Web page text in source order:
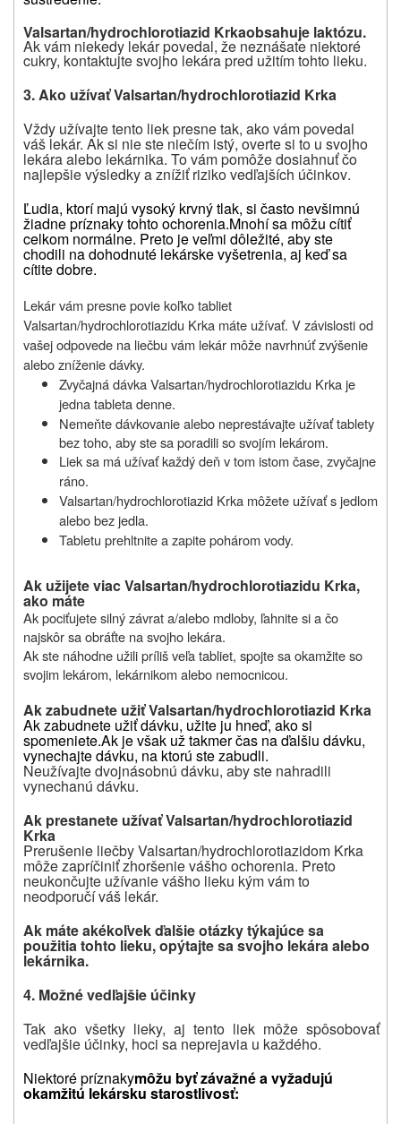
Valsartan/hydrochlorotiazid Krkaobsahuje laktózu.
Ak vám niekedy lekár povedal, že neznášate niektoré
cukry, kontaktujte svojho lekára pred užitím tohto lieku.
3. Ako užívať Valsartan/hydrochlorotiazid Krka
Vždy užívajtetento liekpresne tak, ako vám povedal
váš lekár. Ak si nie ste niečím istý, overte si to u svojho
lekára alebo lekárnika. To vám pomôže dosiahnuť čo
najlepšie výsledky a znížiť riziko vedľajších účinkov.
Ľudia, ktorí majú vysoký krvný tlak, si často nevšimnú
žiadne príznaky tohto ochorenia.Mnohí sa môžu cítiť
celkom normálne. Preto je veľmi dôležité, aby ste
chodili na dohodnuté lekárske vyšetrenia, aj keď sa
cítite dobre.
Lekár vám presne povie koľko tabliet
Valsartan/hydrochlorotiazidu Krka máte užívať. V závislosti od
vašej odpovede na liečbu vám lekár môže navrhnúť zvýšenie
alebo zníženie dávky.
Zvyčajná dávka Valsartan/hydrochlorotiazidu Krka je
jedna tableta denne.
Nemeňte dávkovanie alebo neprestávajte užívať tablety
bez toho, aby ste sa poradili so svojím lekárom.
Liek sa má užívať každý deň v tom istom čase, zvyčajne
ráno.
Valsartan/hydrochlorotiazid Krka môžete užívať s jedlom
alebo bez jedla.
Tabletu prehltnite a zapite pohárom vody.
Ak užijete viac Valsartan/hydrochlorotiazidu Krka,
ako máte
Ak pociťujete silný závrat a/alebo mdloby, ľahnite si a čo
najskôr sa obráťte na svojho lekára.
Ak ste náhodne užili príliš veľa tabliet, spojte sa okamžite so
svojim lekárom, lekárnikom alebo nemocnicou.
Ak zabudnete užiť Valsartan/hydrochlorotiazid Krka
Ak zabudnete užiť dávku, užite ju hneď, ako si
spomeniete.Ak je však už takmer čas na ďalšiu dávku,
vynechajte dávku, na ktorú ste zabudli.
Neužívajte dvojnásobnú dávku, aby ste nahradili
vynechanú dávku.
Ak prestanete užívať Valsartan/hydrochlorotiazid
Krka
Prerušenie liečbyValsartan/hydrochlorotiazidom Krka
môže zapríčiniť zhoršenie vášho ochorenia. Preto
neukončujte užívanie vášho lieku kým vám to
neodporučí váš lekár.
Ak máte akékoľvek ďalšie otázky týkajúce sa
použitia tohto lieku, opýtajte sa svojho lekára alebo
lekárnika.
4. Možné vedľajšie účinky
Tak ako všetky lieky, aj tento liek môže spôsobovať
vedľajšie účinky, hoci sa neprejavia u každého.
Niektoré príznakymôžu byť závažné a vyžadujú
okamžitú lekársku starostlivosť: